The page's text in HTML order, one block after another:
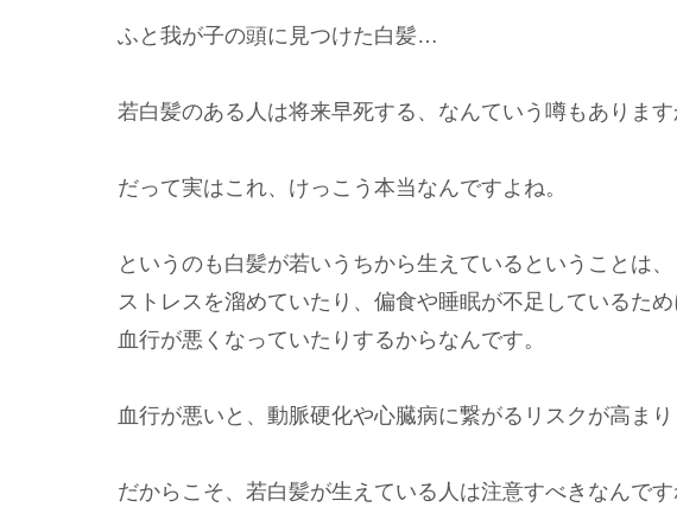
ふと我が子の頭に見つけた白髪…
若白髪のある人は将来早死する、なんていう噂もありま
だって実はこれ、けっこう本当なんですよね。
というのも白髪が若いうちから生えているということは、
ストレスを溜めていたり、偏食や睡眠が不足しているため
血行が悪くなっていたりするからなんです。
血行が悪いと、動脈硬化や心臓病に繋がるリスクが高まり
だからこそ、若白髪が生えている人は注意すべきなんです